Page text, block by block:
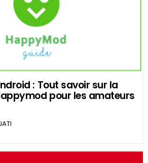
: Tout savoir sur la
pour les amateurs